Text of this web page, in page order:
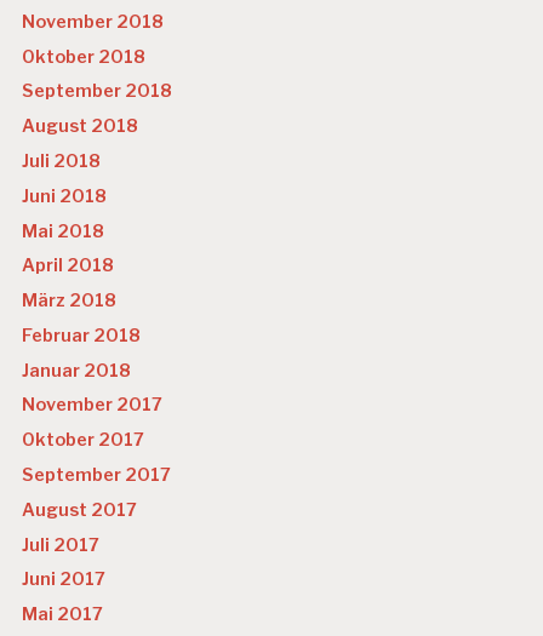
November 2018
Oktober 2018
September 2018
August 2018
Juli 2018
Juni 2018
Mai 2018
April 2018
März 2018
Februar 2018
Januar 2018
November 2017
Oktober 2017
September 2017
August 2017
Juli 2017
Juni 2017
Mai 2017